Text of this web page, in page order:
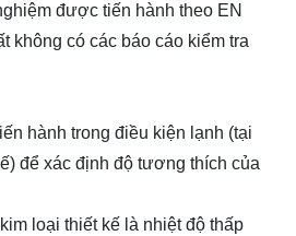
được tiến hành theo EN
không có các báo cáo kiểm tra
hành trong điều kiện lạnh (tại
để xác định độ tương thích của
loại thiết kế là nhiệt độ thấp